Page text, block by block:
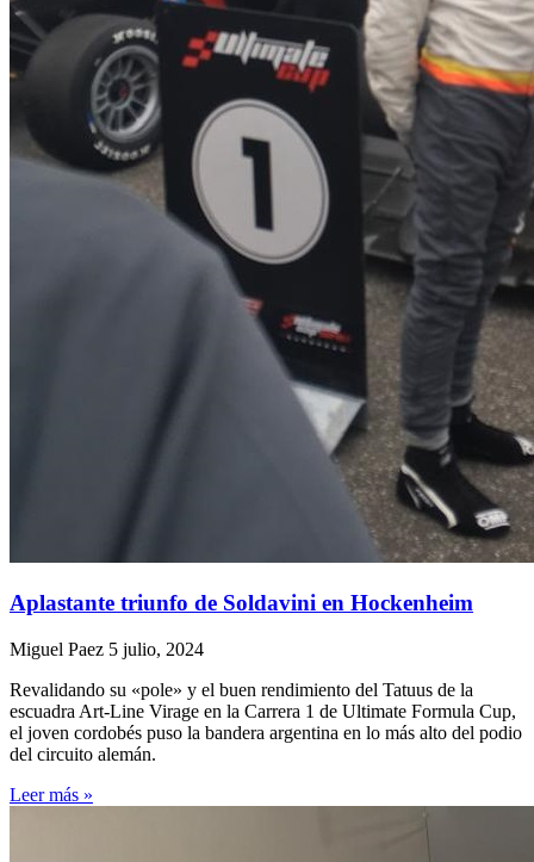
Aplastante triunfo de Soldavini en Hockenheim
Miguel Paez 5 julio, 2024
Revalidando su «pole» y el buen rendimiento del Tatuus de la
escuadra Art-Line Virage en la Carrera 1 de Ultimate Formula Cup,
el joven cordobés puso la bandera argentina en lo más alto del podio
del circuito alemán.
Leer más »